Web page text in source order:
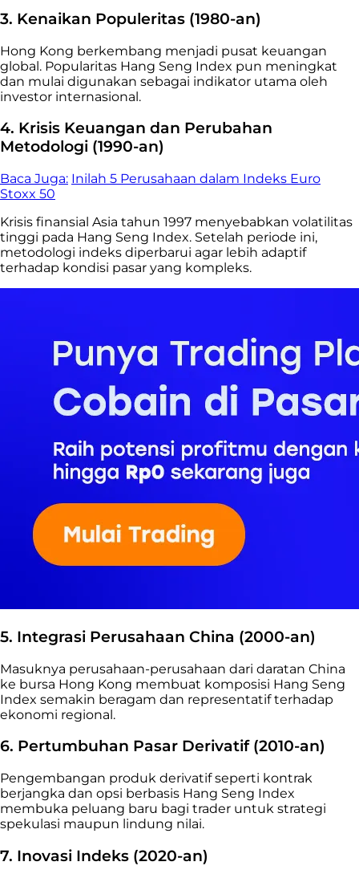
3. Kenaikan Populeritas (1980-an)
Hong Kong berkembang menjadi pusat keuangan
global. Popularitas Hang Seng Index pun meningkat
dan mulai digunakan sebagai indikator utama oleh
investor internasional.
4. Krisis Keuangan dan Perubahan
Metodologi (1990-an)
Baca Juga: Inilah 5 Perusahaan dalam Indeks Euro
Stoxx 50
Krisis finansial Asia tahun 1997 menyebabkan volatilitas
tinggi pada Hang Seng Index. Setelah periode ini,
metodologi indeks diperbarui agar lebih adaptif
terhadap kondisi pasar yang kompleks.
5. Integrasi Perusahaan China (2000-an)
Masuknya perusahaan-perusahaan dari daratan China
ke bursa Hong Kong membuat komposisi Hang Seng
Index semakin beragam dan representatif terhadap
ekonomi regional.
6. Pertumbuhan Pasar Derivatif (2010-an)
Pengembangan produk derivatif seperti kontrak
berjangka dan opsi berbasis Hang Seng Index
membuka peluang baru bagi trader untuk strategi
spekulasi maupun lindung nilai.
7. Inovasi Indeks (2020-an)